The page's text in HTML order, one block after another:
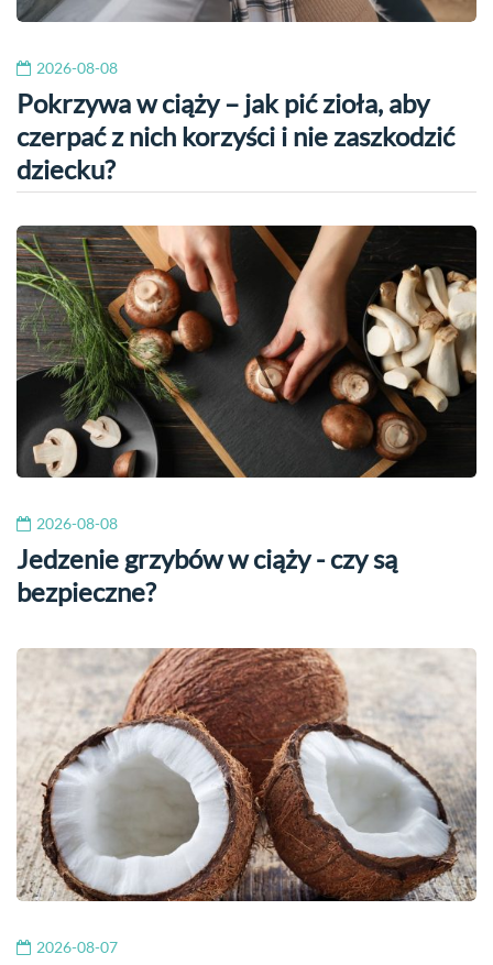
2026-08-08
Pokrzywa w ciąży – jak pić zioła, aby
czerpać z nich korzyści i nie zaszkodzić
dziecku?
2026-08-08
Jedzenie grzybów w ciąży - czy są
bezpieczne?
2026-08-07